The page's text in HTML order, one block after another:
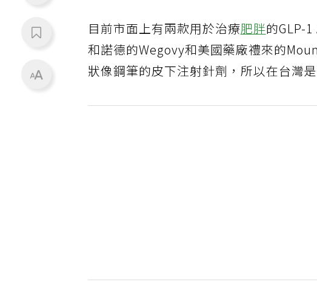
目前市面上有兩款用於治療肥胖的GLP-
和諾德的Wegovy和美國藥廠禮來的
狀像鋼筆的皮下注射針劑，所以在台灣